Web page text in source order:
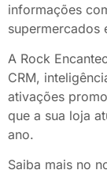
informações
supermercados
A Rock
CRM,
ativações
que a sua loja
ano.
Saiba mais no